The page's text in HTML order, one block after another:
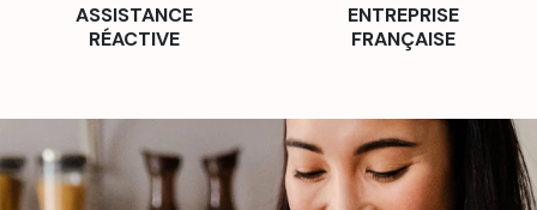
ASSISTANCE
RÉACTIVE
ENTREPRISE
FRANÇAISE